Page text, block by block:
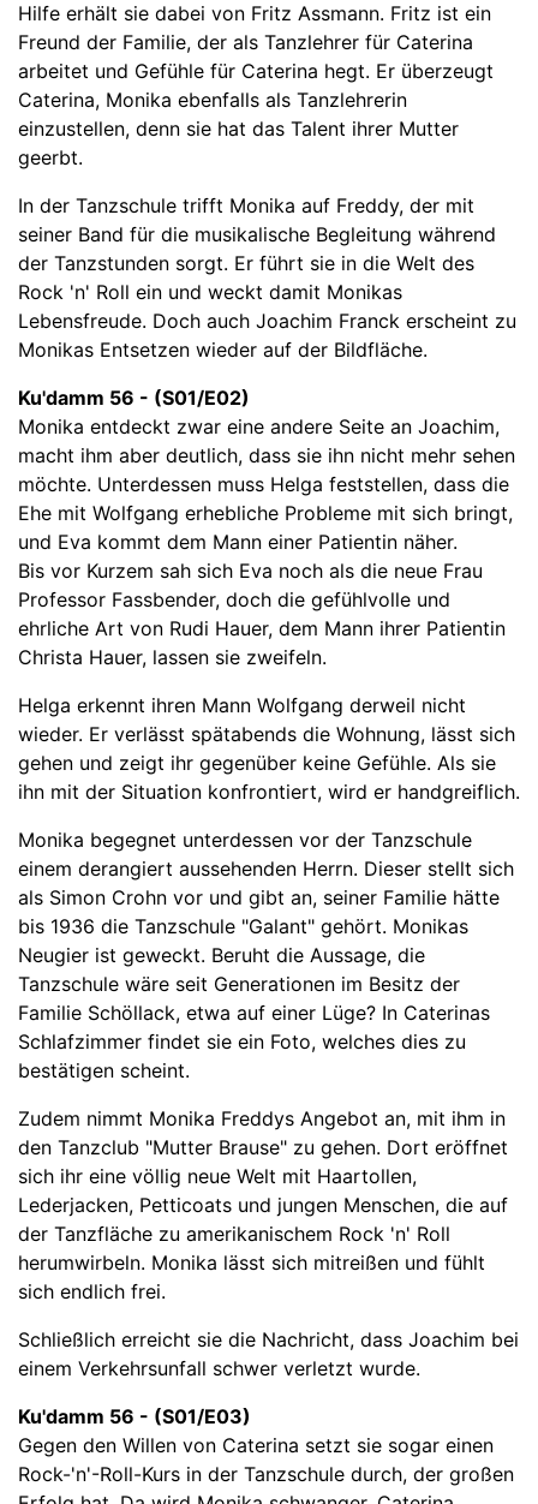
Hilfe erhält sie dabei von Fritz Assmann. Fritz ist ein
Freund der Familie, der als Tanzlehrer für Caterina
arbeitet und Gefühle für Caterina hegt. Er überzeugt
Caterina, Monika ebenfalls als Tanzlehrerin
einzustellen, denn sie hat das Talent ihrer Mutter
geerbt.
In der Tanzschule trifft Monika auf Freddy, der mit
seiner Band für die musikalische Begleitung während
der Tanzstunden sorgt. Er führt sie in die Welt des
Rock 'n' Roll ein und weckt damit Monikas
Lebensfreude. Doch auch Joachim Franck erscheint zu
Monikas Entsetzen wieder auf der Bildfläche.
Ku'damm 56 - (S01/E02)
Monika entdeckt zwar eine andere Seite an Joachim,
macht ihm aber deutlich, dass sie ihn nicht mehr sehen
möchte. Unterdessen muss Helga feststellen, dass die
Ehe mit Wolfgang erhebliche Probleme mit sich bringt,
und Eva kommt dem Mann einer Patientin näher.
Bis vor Kurzem sah sich Eva noch als die neue Frau
Professor Fassbender, doch die gefühlvolle und
ehrliche Art von Rudi Hauer, dem Mann ihrer Patientin
Christa Hauer, lassen sie zweifeln.
Helga erkennt ihren Mann Wolfgang derweil nicht
wieder. Er verlässt spätabends die Wohnung, lässt sich
gehen und zeigt ihr gegenüber keine Gefühle. Als sie
ihn mit der Situation konfrontiert, wird er handgreiflich.
Monika begegnet unterdessen vor der Tanzschule
einem derangiert aussehenden Herrn. Dieser stellt sich
als Simon Crohn vor und gibt an, seiner Familie hätte
bis 1936 die Tanzschule "Galant" gehört. Monikas
Neugier ist geweckt. Beruht die Aussage, die
Tanzschule wäre seit Generationen im Besitz der
Familie Schöllack, etwa auf einer Lüge? In Caterinas
Schlafzimmer findet sie ein Foto, welches dies zu
bestätigen scheint.
Zudem nimmt Monika Freddys Angebot an, mit ihm in
den Tanzclub "Mutter Brause" zu gehen. Dort eröffnet
sich ihr eine völlig neue Welt mit Haartollen,
Lederjacken, Petticoats und jungen Menschen, die auf
der Tanzfläche zu amerikanischem Rock 'n' Roll
herumwirbeln. Monika lässt sich mitreißen und fühlt
sich endlich frei.
Schließlich erreicht sie die Nachricht, dass Joachim bei
einem Verkehrsunfall schwer verletzt wurde.
Ku'damm 56 - (S01/E03)
Gegen den Willen von Caterina setzt sie sogar einen
Rock-'n'-Roll-Kurs in der Tanzschule durch, der großen